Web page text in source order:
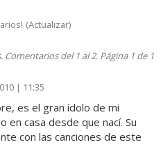
(Actualizar)
Comentarios del 1 al 2. Página 1 de 1
| 11:35
es el gran ídolo de mi
en casa desde que nací. Su
con las canciones de este